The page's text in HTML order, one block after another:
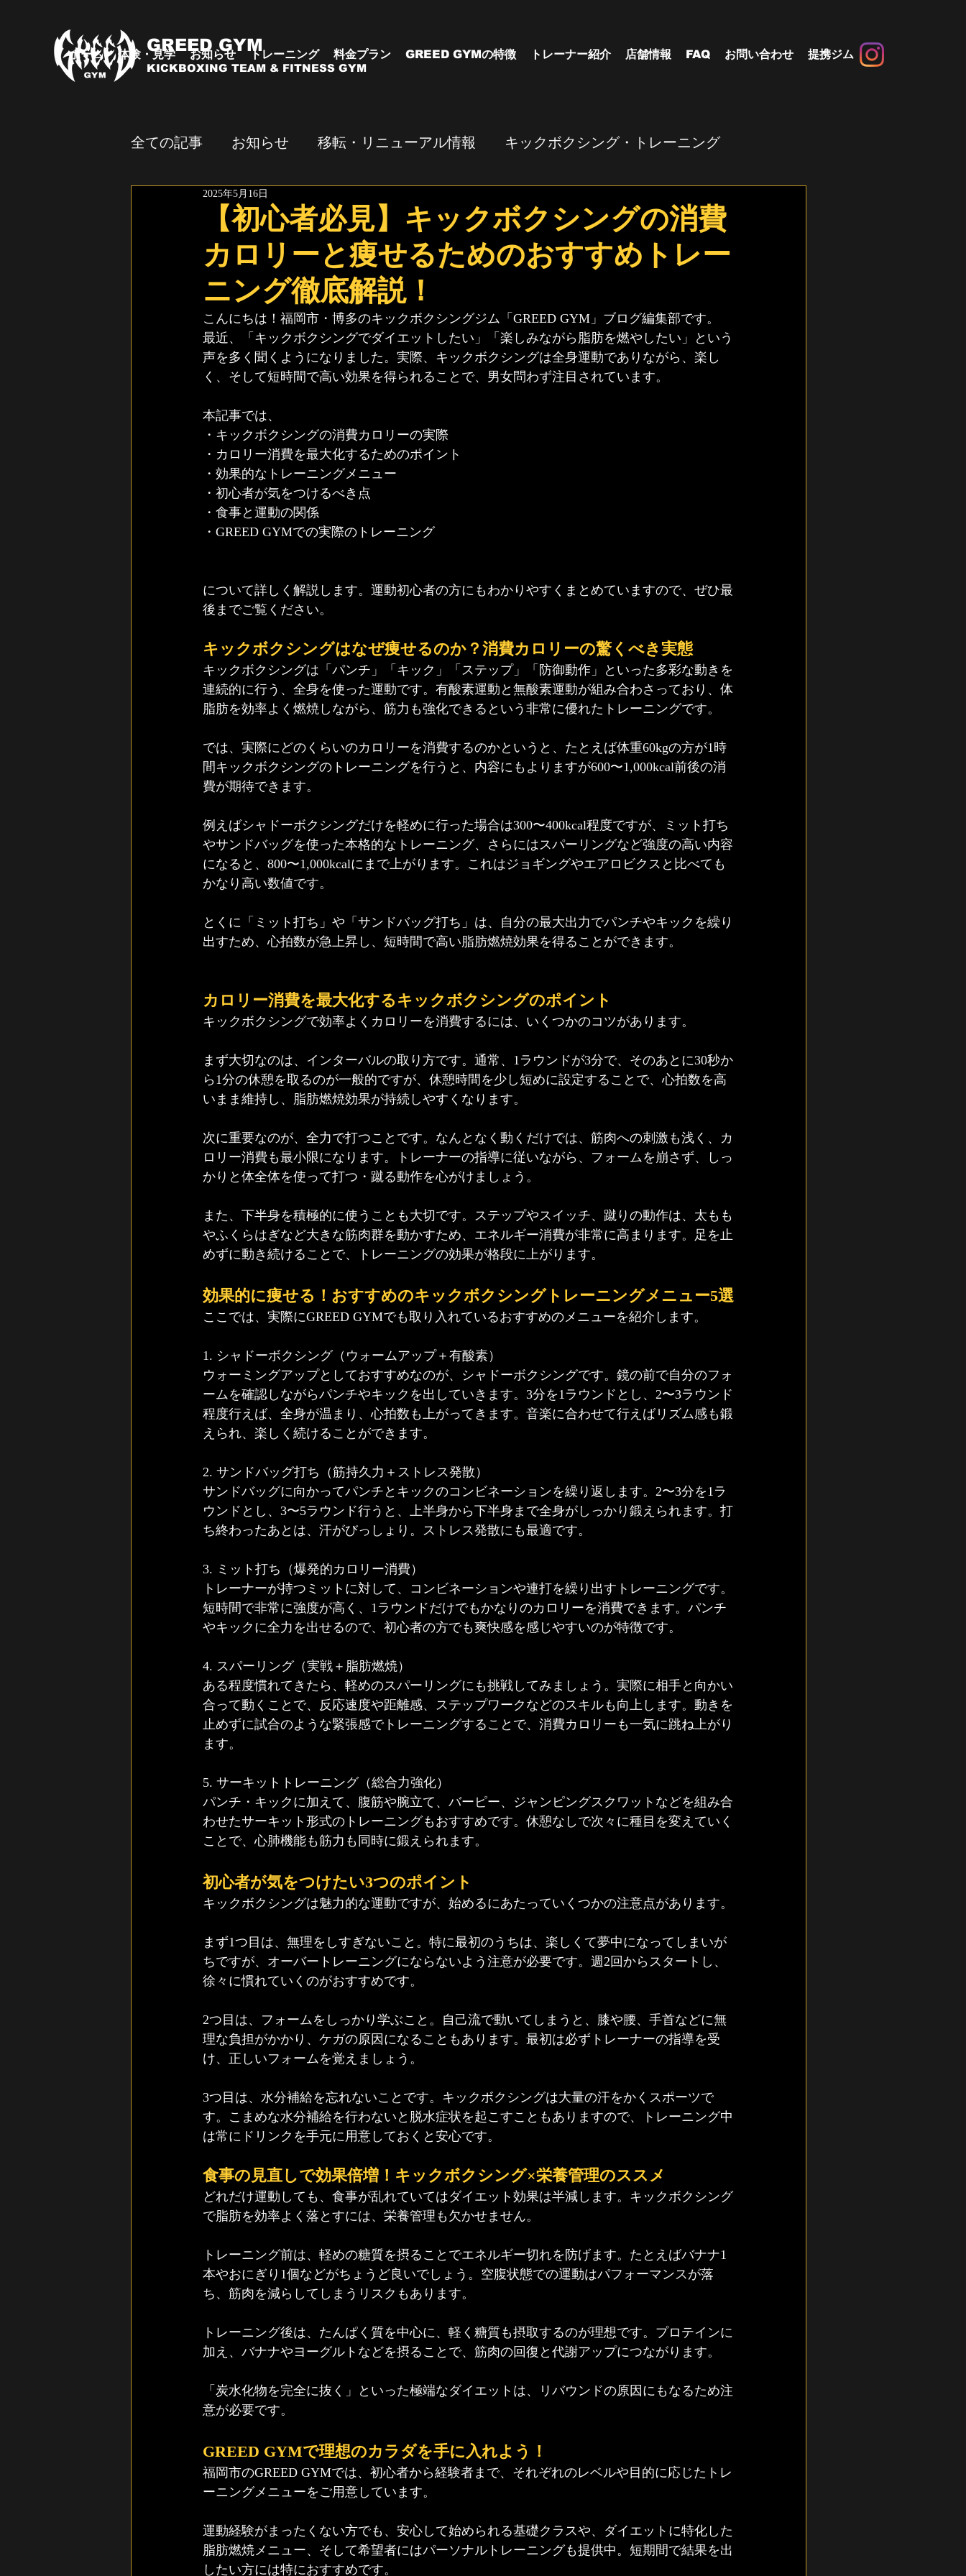
GREED GYM
KICKBOXING TEAM & FITNESS GYM
ホーム 体験・見学 お知らせ トレーニング 料金プラン GREED GYMの特徴 トレーナー紹介 店舗情報 FAQ お問い合わせ 提携ジム
全ての記事 お知らせ 移転・リニューアル情報 キックボクシング・トレーニング
試合・イベント
【初心者必見】キックボクシングの消費
カロリーと痩せるためのおすすめトレー
ニング徹底解説！
2025年5月16日
こんにちは！福岡市・博多のキックボクシングジム「GREED GYM」ブログ編集部です。
最近、「キックボクシングでダイエットしたい」「楽しみながら脂肪を燃やしたい」という
声を多く聞くようになりました。実際、キックボクシングは全身運動でありながら、楽し
く、そして短時間で高い効果を得られることで、男女問わず注目されています。
本記事では、
・キックボクシングの消費カロリーの実際
・カロリー消費を最大化するためのポイント
・効果的なトレーニングメニュー
・初心者が気をつけるべき点
・食事と運動の関係
・GREED GYMでの実際のトレーニング
について詳しく解説します。運動初心者の方にもわかりやすくまとめていますので、ぜひ最
後までご覧ください。
キックボクシングはなぜ痩せるのか？消費カロリーの驚くべき実態
キックボクシングは「パンチ」「キック」「ステップ」「防御動作」といった多彩な動きを
連続的に行う、全身を使った運動です。有酸素運動と無酸素運動が組み合わさっており、体
脂肪を効率よく燃焼しながら、筋力も強化できるという非常に優れたトレーニングです。
では、実際にどのくらいのカロリーを消費するのかというと、たとえば体重60kgの方が1時
間キックボクシングのトレーニングを行うと、内容にもよりますが600〜1,000kcal前後の消
費が期待できます。
例えばシャドーボクシングだけを軽めに行った場合は300〜400kcal程度ですが、ミット打ち
やサンドバッグを使った本格的なトレーニング、さらにはスパーリングなど強度の高い内容
になると、800〜1,000kcalにまで上がります。これはジョギングやエアロビクスと比べても
かなり高い数値です。
とくに「ミット打ち」や「サンドバッグ打ち」は、自分の最大出力でパンチやキックを繰り
出すため、心拍数が急上昇し、短時間で高い脂肪燃焼効果を得ることができます。
カロリー消費を最大化するキックボクシングのポイント
キックボクシングで効率よくカロリーを消費するには、いくつかのコツがあります。
まず大切なのは、インターバルの取り方です。通常、1ラウンドが3分で、そのあとに30秒か
ら1分の休憩を取るのが一般的ですが、休憩時間を少し短めに設定することで、心拍数を高
いまま維持し、脂肪燃焼効果が持続しやすくなります。
次に重要なのが、全力で打つことです。なんとなく動くだけでは、筋肉への刺激も浅く、カ
ロリー消費も最小限になります。トレーナーの指導に従いながら、フォームを崩さず、しっ
かりと体全体を使って打つ・蹴る動作を心がけましょう。
また、下半身を積極的に使うことも大切です。ステップやスイッチ、蹴りの動作は、太もも
やふくらはぎなど大きな筋肉群を動かすため、エネルギー消費が非常に高まります。足を止
めずに動き続けることで、トレーニングの効果が格段に上がります。
効果的に痩せる！おすすめのキックボクシングトレーニングメニュー5選
ここでは、実際にGREED GYMでも取り入れているおすすめのメニューを紹介します。
1. シャドーボクシング（ウォームアップ＋有酸素）
ウォーミングアップとしておすすめなのが、シャドーボクシングです。鏡の前で自分のフォ
ームを確認しながらパンチやキックを出していきます。3分を1ラウンドとし、2〜3ラウンド
程度行えば、全身が温まり、心拍数も上がってきます。音楽に合わせて行えばリズム感も鍛
えられ、楽しく続けることができます。
2. サンドバッグ打ち（筋持久力＋ストレス発散）
サンドバッグに向かってパンチとキックのコンビネーションを繰り返します。2〜3分を1ラ
ウンドとし、3〜5ラウンド行うと、上半身から下半身まで全身がしっかり鍛えられます。打
ち終わったあとは、汗がびっしょり。ストレス発散にも最適です。
3. ミット打ち（爆発的カロリー消費）
トレーナーが持つミットに対して、コンビネーションや連打を繰り出すトレーニングです。
短時間で非常に強度が高く、1ラウンドだけでもかなりのカロリーを消費できます。パンチ
やキックに全力を出せるので、初心者の方でも爽快感を感じやすいのが特徴です。
4. スパーリング（実戦＋脂肪燃焼）
ある程度慣れてきたら、軽めのスパーリングにも挑戦してみましょう。実際に相手と向かい
合って動くことで、反応速度や距離感、ステップワークなどのスキルも向上します。動きを
止めずに試合のような緊張感でトレーニングすることで、消費カロリーも一気に跳ね上がり
ます。
5. サーキットトレーニング（総合力強化）
パンチ・キックに加えて、腹筋や腕立て、バーピー、ジャンピングスクワットなどを組み合
わせたサーキット形式のトレーニングもおすすめです。休憩なしで次々に種目を変えていく
ことで、心肺機能も筋力も同時に鍛えられます。
初心者が気をつけたい3つのポイント
キックボクシングは魅力的な運動ですが、始めるにあたっていくつかの注意点があります。
まず1つ目は、無理をしすぎないこと。特に最初のうちは、楽しくて夢中になってしまいが
ちですが、オーバートレーニングにならないよう注意が必要です。週2回からスタートし、
徐々に慣れていくのがおすすめです。
2つ目は、フォームをしっかり学ぶこと。自己流で動いてしまうと、膝や腰、手首などに無
理な負担がかかり、ケガの原因になることもあります。最初は必ずトレーナーの指導を受
け、正しいフォームを覚えましょう。
3つ目は、水分補給を忘れないことです。キックボクシングは大量の汗をかくスポーツで
す。こまめな水分補給を行わないと脱水症状を起こすこともありますので、トレーニング中
は常にドリンクを手元に用意しておくと安心です。
食事の見直しで効果倍増！キックボクシング×栄養管理のススメ
どれだけ運動しても、食事が乱れていてはダイエット効果は半減します。キックボクシング
で脂肪を効率よく落とすには、栄養管理も欠かせません。
トレーニング前は、軽めの糖質を摂ることでエネルギー切れを防げます。たとえばバナナ1
本やおにぎり1個などがちょうど良いでしょう。空腹状態での運動はパフォーマンスが落
ち、筋肉を減らしてしまうリスクもあります。
トレーニング後は、たんぱく質を中心に、軽く糖質も摂取するのが理想です。プロテインに
加え、バナナやヨーグルトなどを摂ることで、筋肉の回復と代謝アップにつながります。
「炭水化物を完全に抜く」といった極端なダイエットは、リバウンドの原因にもなるため注
意が必要です。
GREED GYMで理想のカラダを手に入れよう！
福岡市のGREED GYMでは、初心者から経験者まで、それぞれのレベルや目的に応じたトレ
ーニングメニューをご用意しています。
運動経験がまったくない方でも、安心して始められる基礎クラスや、ダイエットに特化した
脂肪燃焼メニュー、そして希望者にはパーソナルトレーニングも提供中。短期間で結果を出
したい方には特におすすめです。